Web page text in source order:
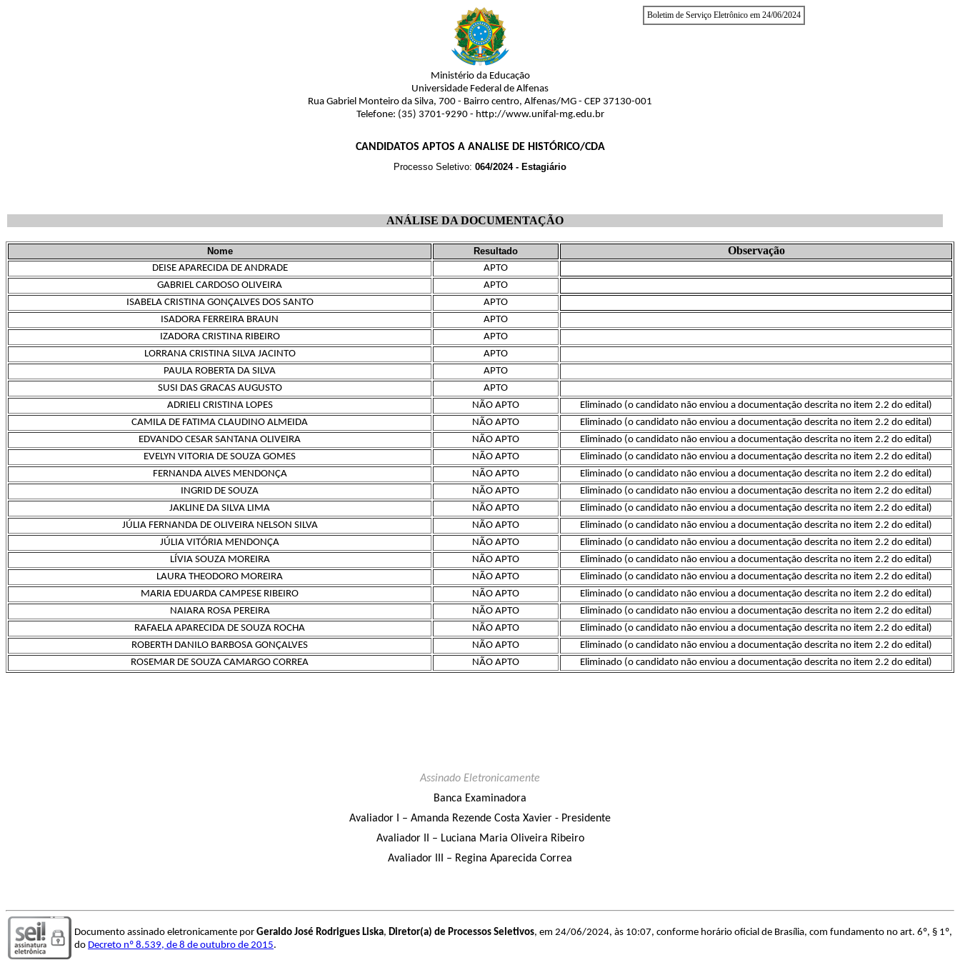
Boletim de Serviço Eletrônico em 24/06/2024
Ministério da Educação
Universidade Federal de Alfenas
Rua Gabriel Monteiro da Silva, 700 - Bairro centro, Alfenas/MG - CEP 37130-001
Telefone: (35) 3701-9290 - http://www.unifal-mg.edu.br
CANDIDATOS APTOS A ANALISE DE HISTÓRICO/CDA
Processo Seletivo: 064/2024 - Estagiário
ANÁLISE DA DOCUMENTAÇÃO
Nome Resultado Observação
DEISE APARECIDA DE ANDRADE
APTO
GABRIEL CARDOSO OLIVEIRA
APTO
ISABELA CRISTINA GONÇALVES DOS SANTO
APTO
ISADORA FERREIRA BRAUN
APTO
IZADORA CRISTINA RIBEIRO
APTO
LORRANA CRISTINA SILVA JACINTO
APTO
PAULA ROBERTA DA SILVA
APTO
SUSI DAS GRACAS AUGUSTO
APTO
ADRIELI CRISTINA LOPES
NÃO APTO
Eliminado (o candidato não enviou a documentação descrita no item 2.2 do edital)
CAMILA DE FATIMA CLAUDINO ALMEIDA
NÃO APTO
Eliminado (o candidato não enviou a documentação descrita no item 2.2 do edital)
EDVANDO CESAR SANTANA OLIVEIRA
NÃO APTO
Eliminado (o candidato não enviou a documentação descrita no item 2.2 do edital)
EVELYN VITORIA DE SOUZA GOMES
NÃO APTO
Eliminado (o candidato não enviou a documentação descrita no item 2.2 do edital)
FERNANDA ALVES MENDONÇA
NÃO APTO
Eliminado (o candidato não enviou a documentação descrita no item 2.2 do edital)
INGRID DE SOUZA
NÃO APTO
Eliminado (o candidato não enviou a documentação descrita no item 2.2 do edital)
JAKLINE DA SILVA LIMA
NÃO APTO
Eliminado (o candidato não enviou a documentação descrita no item 2.2 do edital)
JÚLIA FERNANDA DE OLIVEIRA NELSON SILVA
NÃO APTO
Eliminado (o candidato não enviou a documentação descrita no item 2.2 do edital)
JÚLIA VITÓRIA MENDONÇA
NÃO APTO
Eliminado (o candidato não enviou a documentação descrita no item 2.2 do edital)
LÍVIA SOUZA MOREIRA
NÃO APTO
Eliminado (o candidato não enviou a documentação descrita no item 2.2 do edital)
LAURA THEODORO MOREIRA
NÃO APTO
Eliminado (o candidato não enviou a documentação descrita no item 2.2 do edital)
MARIA EDUARDA CAMPESE RIBEIRO
NÃO APTO
Eliminado (o candidato não enviou a documentação descrita no item 2.2 do edital)
NAIARA ROSA PEREIRA
NÃO APTO
Eliminado (o candidato não enviou a documentação descrita no item 2.2 do edital)
RAFAELA APARECIDA DE SOUZA ROCHA
NÃO APTO
Eliminado (o candidato não enviou a documentação descrita no item 2.2 do edital)
ROBERTH DANILO BARBOSA GONÇALVES
NÃO APTO
Eliminado (o candidato não enviou a documentação descrita no item 2.2 do edital)
ROSEMAR DE SOUZA CAMARGO CORREA
NÃO APTO Eliminado (o candidato não enviou a documentação descrita no item 2.2 do edital)
Assinado Eletronicamente
Banca Examinadora
Avaliador I – Amanda Rezende Costa Xavier - Presidente
Avaliador II – Luciana Maria Oliveira Ribeiro
Avaliador III – Regina Aparecida Correa
Documento assinado eletronicamente por Geraldo José Rodrigues Liska, Diretor(a) de Processos Seletivos, em 24/06/2024, às 10:07, conforme horário oficial de Brasília, com fundamento no art. 6º, § 1º,
do Decreto nº 8.539, de 8 de outubro de 2015.